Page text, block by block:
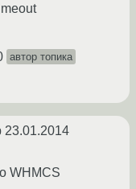
автор топика
23.01.2014
WHMCS